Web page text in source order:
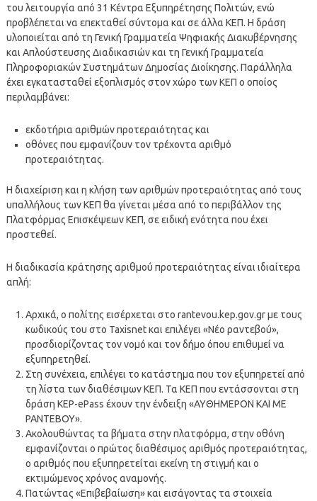
του λειτουργία από 31 Κέντρα Εξυπηρέτησης Πολιτών, ενώ
προβλέπεται να επεκταθεί σύντομα και σε άλλα ΚΕΠ. Η δράση
υλοποιείται από τη Γενική Γραμματεία Ψηφιακής Διακυβέρνησης
και Απλούστευσης Διαδικασιών και τη Γενική Γραμματεία
Πληροφοριακών Συστημάτων Δημοσίας Διοίκησης. Παράλληλα
έχει εγκατασταθεί εξοπλισμός στον χώρο των ΚΕΠ ο οποίος
περιλαμβάνει:
εκδοτήρια αριθμών προτεραιότητας και
οθόνες που εμφανίζουν τον τρέχοντα αριθμό
προτεραιότητας.
Η διαχείριση και η κλήση των αριθμών προτεραιότητας από τους
υπαλλήλους των ΚΕΠ θα γίνεται μέσα από το περιβάλλον της
Πλατφόρμας Επισκέψεων ΚΕΠ, σε ειδική ενότητα που έχει
προστεθεί.
Η διαδικασία κράτησης αριθμού προτεραιότητας είναι ιδιαίτερα
απλή:
Αρχικά, ο πολίτης εισέρχεται στο rantevou.kep.gov.gr με τους
κωδικούς του στο Taxisnet και επιλέγει «Νέο ραντεβού»,
προσδιορίζοντας τον νομό και τον δήμο όπου επιθυμεί να
εξυπηρετηθεί.
Στη συνέχεια, επιλέγει το κατάστημα που τον εξυπηρετεί από
τη λίστα των διαθέσιμων ΚΕΠ. Τα ΚΕΠ που εντάσσονται στη
δράση KEP-ePass έχουν την ένδειξη «ΑΥΘΗΜΕΡΟΝ ΚΑΙ ΜΕ
ΡΑΝΤΕΒΟΥ».
Ακολουθώντας τα βήματα στην πλατφόρμα, στην οθόνη
εμφανίζονται ο πρώτος διαθέσιμος αριθμός προτεραιότητας,
ο αριθμός που εξυπηρετείται εκείνη τη στιγμή και ο
εκτιμώμενος χρόνος αναμονής.
Πατώντας «Επιβεβαίωση» και εισάγοντας τα στοιχεία